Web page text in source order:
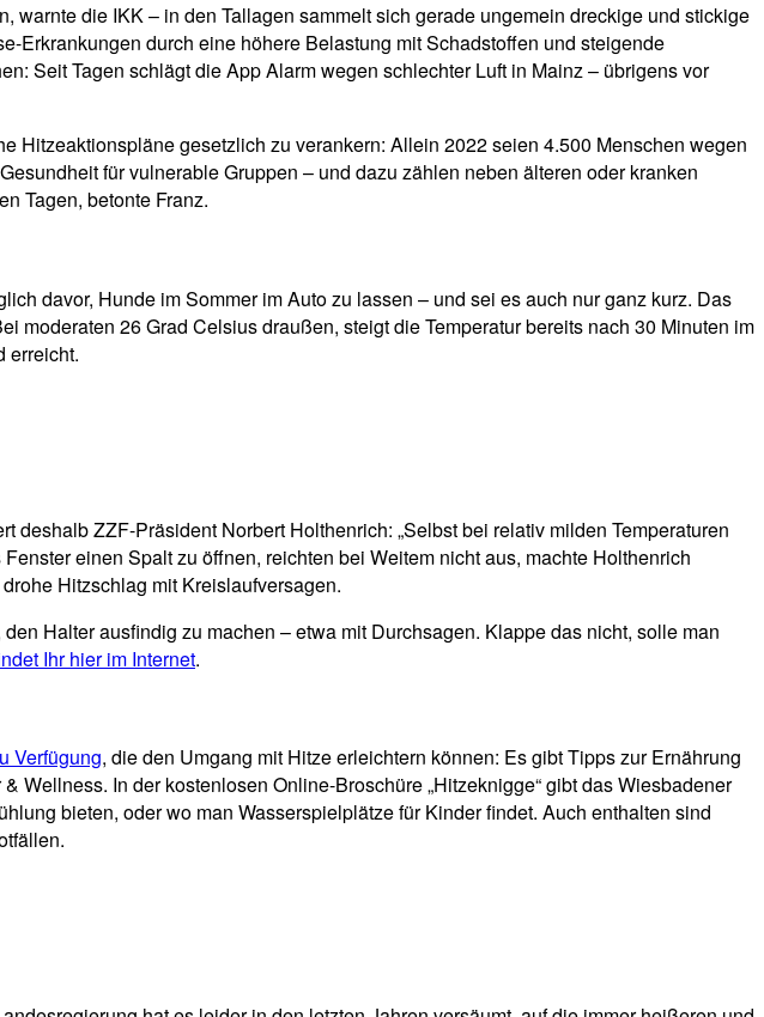
die IKK – in den Tallagen sammelt sich gerade ungemein dreckige und stickige
Erkrankungen durch eine höhere Belastung mit Schadstoffen und steigende
Seit Tagen schlägt die App Alarm wegen schlechter Luft in Mainz – übrigens vor
Hitzeaktionspläne gesetzlich zu verankern: Allein 2022 seien 4.500 Menschen wegen
für vulnerable Gruppen – und dazu zählen neben älteren oder kranken
Tagen, betonte Franz.
davor, Hunde im Sommer im Auto zu lassen – und sei es auch nur ganz kurz. Das
moderaten 26 Grad Celsius draußen, steigt die Temperatur bereits nach 30 Minuten im
erreicht.
ZZF-Präsident Norbert Holthenrich: „Selbst bei relativ milden Temperaturen
einen Spalt zu öffnen, reichten bei Weitem nicht aus, machte Holthenrich
Hitzschlag mit Kreislaufversagen.
Halter ausfindig zu machen – etwa mit Durchsagen. Klappe das nicht, solle man
Ihr hier im Internet.
Verfügung, die den Umgang mit Hitze erleichtern können: Es gibt Tipps zur Ernährung
In der kostenlosen Online-Broschüre „Hitzeknigge“ gibt das Wiesbadener
bieten, oder wo man Wasserspielplätze für Kinder findet. Auch enthalten sind